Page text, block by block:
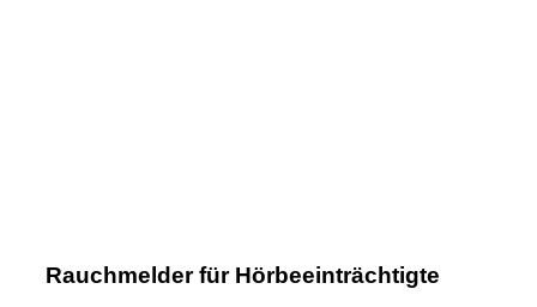
Rauchmelder für Hörbeeinträchtigte